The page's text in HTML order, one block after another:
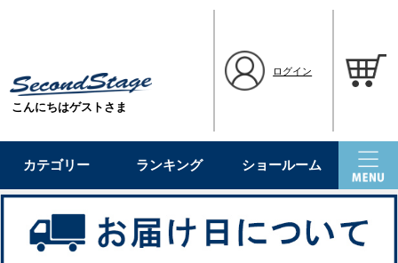
こんにちはゲストさま
ログイン
カテゴリー ランキング ショールーム